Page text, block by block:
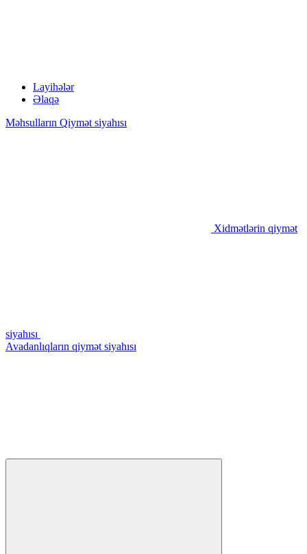
Layihələr
Əlaqə
Məhsulların Qiymət siyahısı
Xidmətlərin qiymət
siyahısı
Avadanlıqların qiymət siyahısı